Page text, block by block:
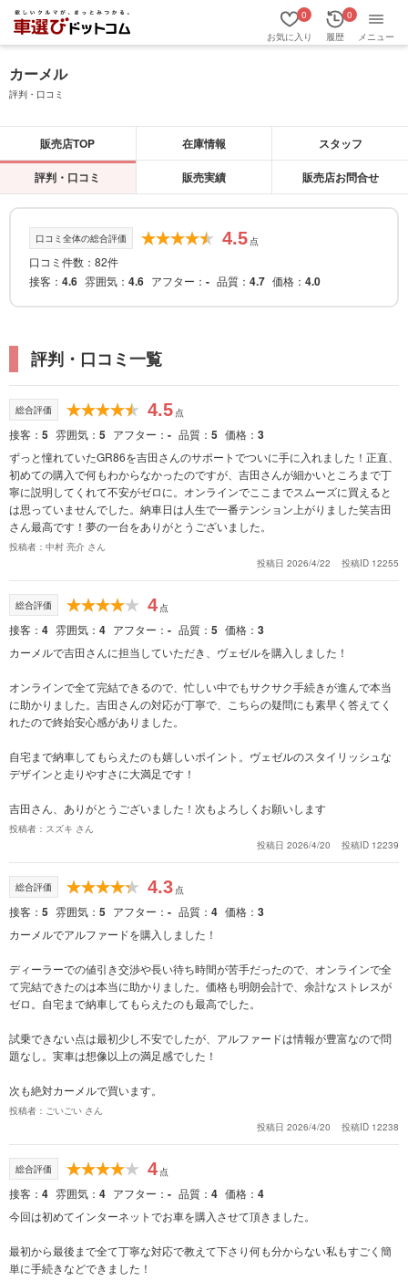
お気に入り
0
履歴
0
メニュー
カーメル
評判・口コミ
販売店TOP 在庫情報 スタッフ
評判・口コミ 販売実績 販売店お問合せ
口コミ全体の総合評価 4.5 点
口コミ件数：82件
接客
4.6 雰囲気 4.6 アフター - 品質 4.7 価格 4.0
評判・口コミ一覧
総合評価 4.5 点
接客 5 雰囲気 5 アフター - 品質 5 価格 3
ずっと憧れていたGR86を吉田さんのサポートでついに手に入れました！正直、
初めての購入で何もわからなかったのですが、吉田さんが細かいところまで丁
寧に説明してくれて不安がゼロに。オンラインでここまでスムーズに買えると
は思っていませんでした。納車日は人生で一番テンション上がりました笑吉田
さん最高です！夢の一台をありがとうございました。
投稿者：中村 亮介 さん
投稿日 2026/4/22
投稿ID 12255
総合評価 4 点
接客 4 雰囲気 4 アフター - 品質 5 価格 3
カーメルで吉田さんに担当していただき、ヴェゼルを購入しました！
オンラインで全て完結できるので、忙しい中でもサクサク手続きが進んで本当
に助かりました。吉田さんの対応が丁寧で、こちらの疑問にも素早く答えてく
れたので終始安心感がありました。
自宅まで納車してもらえたのも嬉しいポイント。ヴェゼルのスタイリッシュな
デザインと走りやすさに大満足です！
吉田さん、ありがとうございました！次もよろしくお願いします
投稿者：スズキ さん
投稿日 2026/4/20
投稿ID 12239
総合評価 4.3 点
接客 5 雰囲気 5 アフター - 品質 4 価格 3
カーメルでアルファードを購入しました！
ディーラーでの値引き交渉や長い待ち時間が苦手だったので、オンラインで全
て完結できたのは本当に助かりました。価格も明朗会計で、余計なストレスが
ゼロ。自宅まで納車してもらえたのも最高でした。
試乗できない点は最初少し不安でしたが、アルファードは情報が豊富なので問
題なし。実車は想像以上の満足感でした！
次も絶対カーメルで買います。
投稿者：ごいごい さん
投稿日 2026/4/20
投稿ID 12238
総合評価 4 点
接客 4 雰囲気 4 アフター - 品質 4 価格 4
今回は初めてインターネットでお車を購入させて頂きました。
最初から最後まで全て丁寧な対応で教えて下さり何も分からない私もすごく簡
単に手続きなどできました！